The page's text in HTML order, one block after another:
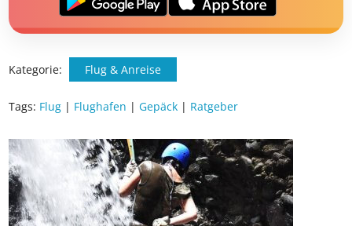
Kategorie: Flug & Anreise
Tags: |Flughafen|Gepäck|Ratgeber